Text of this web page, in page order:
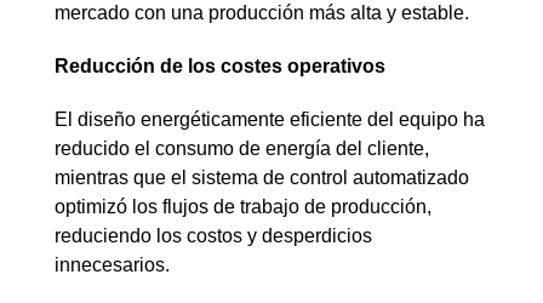
mercado con una producción más alta y estable.
Reducción de los costes operativos
El diseño energéticamente eficiente del equipo ha
reducido el consumo de energía del cliente,
mientras que el sistema de control automatizado
optimizó los flujos de trabajo de producción,
reduciendo los costos y desperdicios
innecesarios.